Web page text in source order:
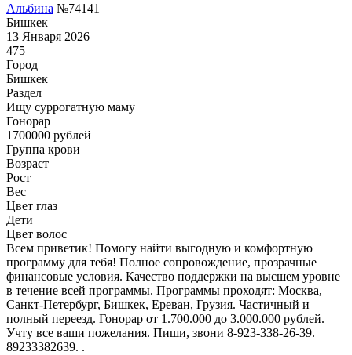
Альбина №74141
Бишкек
13 Января 2026
475
Город
Бишкек
Раздел
Ищу суррогатную маму
Гонoрар
1700000 рублей
Группа крови
Возраст
Рост
Вес
Цвет глаз
Дети
Цвет волос
Всем приветик! Помогу найти выгодную и комфортную
программу для тебя! Полное сопровождение, прозрачные
финансовые условия. Качество поддержки на высшем уровне
в течение всей программы. Программы проходят: Москва,
Санкт-Петербург, Бишкек, Ереван, Грузия. Частичный и
полный переезд. Гонорар от 1.700.000 до 3.000.000 рублей.
Учту все ваши пожелания. Пиши, звони 8-923-338-26-39.
89233382639. .